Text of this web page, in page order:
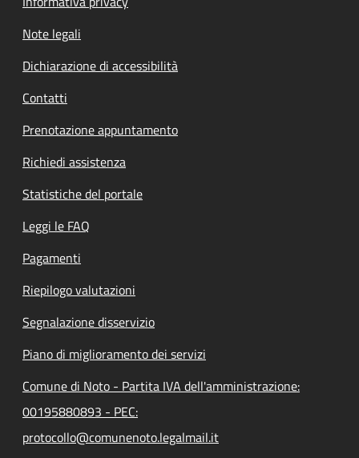
Note legali
Dichiarazione di accessibilità
Contatti
Prenotazione appuntamento
Richiedi assistenza
Statistiche del portale
Leggi le FAQ
Pagamenti
Riepilogo valutazioni
Segnalazione disservizio
Piano di miglioramento dei servizi
Comune di Noto - Partita IVA dell'amministrazione:
00195880893 - PEC:
protocollo@comunenoto.legalmail.it